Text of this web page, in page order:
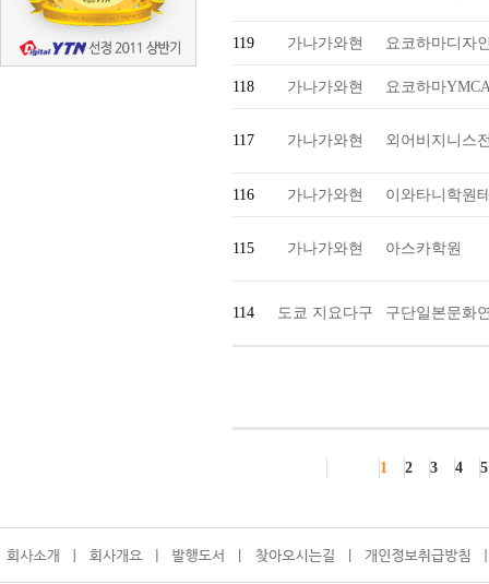
119 가나가와현 요코하마디자
118 가나가와현 요코하마
117 가나가와현 외어비지니스
116 가나가와현 이와타니학원
115 가나가와현 아스카학원
114 도쿄 지요다구 구단일본문화
1 2 3 4 5